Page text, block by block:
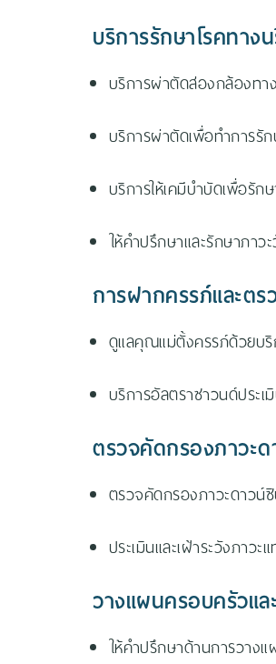
บริการรักษาโรคทาง
บริการผ่าตัดส่องกล้องทา
บริการผ่าตัดเพื่อทำการรัก
บริการให้เคมีบำบัดเพื่อรั
ให้คำปรึกษาและรักษาภา
การฝากครรภ์และต
ดูแลคุณแม่ตั้งครรภ์ด้วยบ
บริการอัลตราซาวนด์ประ
ตรวจคัดกรองภาวะ
ตรวจคัดกรองภาวะดาวน์
ประเมินและเฝ้าระวังภา
วางแผนครอบครัวแ
ให้คำปรึกษาด้านการวาง